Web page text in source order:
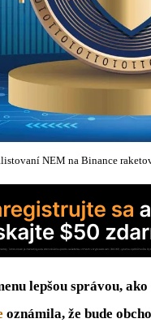
NEM na Binance
lepšou správou,
oznámila, že bude